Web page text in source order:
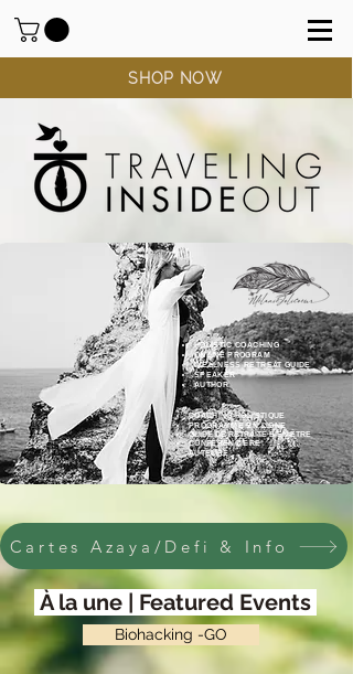
SHOP NOW
HOLISTIC COACHING
ONLINE PROGRAM
WELLNESS RETREAT GUIDE
SPEAKER
AUTHOR
COACHING HOLISTIQUE
PROGRAMME EN LIGNE
GUIDE DE RETRAITE BIEN-ÊTRE
CONFÉRENCIÈRE
AUTEURE
Cartes Azaya/Defi & Info
À la une | Featured Events
Biohacking -GO